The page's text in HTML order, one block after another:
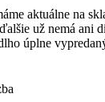
aktuálne na
už nemá ani
úplne